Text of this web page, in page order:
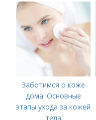
Заботимся о коже
дома. Основные
этапы ухода за кожей
тела